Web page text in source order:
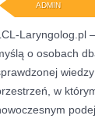
ADMIN
Laryngolog.pl
o osobach
w